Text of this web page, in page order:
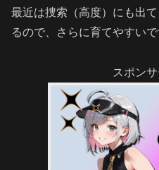
最近は捜索（高度）にも出
るので、さらに育てやすいで
スポン